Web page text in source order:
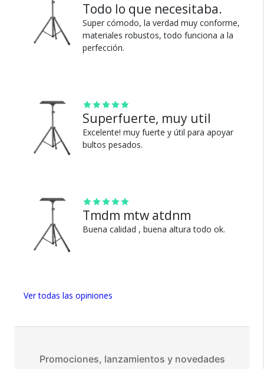
Todo lo que necesitaba.
Super cómodo, la verdad muy conforme,
materiales robustos, todo funciona a la
perfección.
Superfuerte, muy util
Excelente! muy fuerte y útil para apoyar
bultos pesados.
Tmdm mtw atdnm
Buena calidad , buena altura todo ok.
Ver todas las opiniones
Cambios y Devoluciones
Te damos 30 días de prueba.
100% de calificaciones
productos.
envíos.
Promociones, lanzamientos y novedades